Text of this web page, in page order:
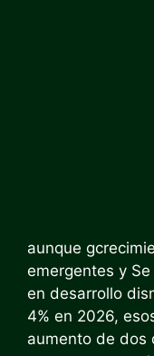
aunque g
emergentes y
en desarrollo
4% en 2026,
aumento de dos